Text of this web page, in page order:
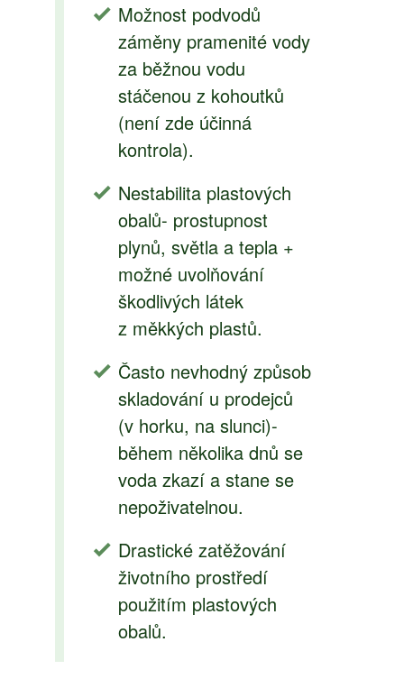
Možnost podvodů
záměny pramenité vody
za běžnou vodu
stáčenou z kohoutků
(není zde účinná
kontrola).
Nestabilita plastových
obalů- prostupnost
plynů, světla a tepla +
možné uvolňování
škodlivých látek
z měkkých plastů.
Často nevhodný způsob
skladování u prodejců
(v horku, na slunci)-
během několika dnů se
voda zkazí a stane se
nepoživatelnou.
Drastické zatěžování
životního prostředí
použitím plastových
obalů.